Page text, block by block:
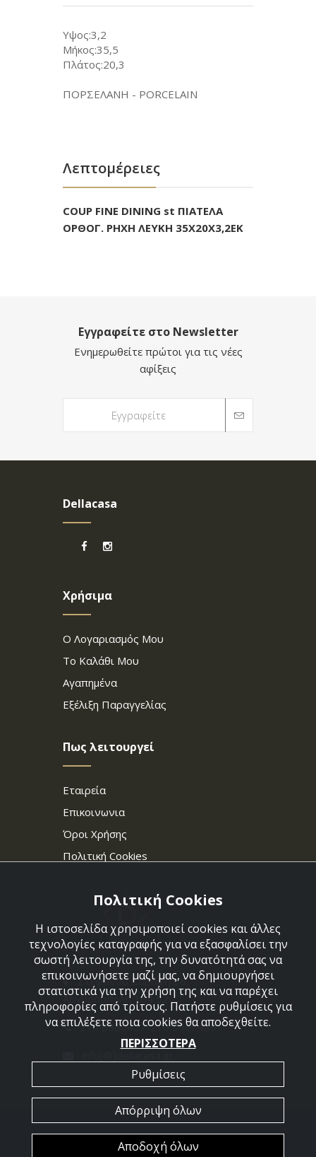
Υψος:3,2
Μήκος:35,5
Πλάτος:20,3
ΠΟΡΣΕΛΑΝΗ - PORCELAIN
Λεπτομέρειες
COUP FINE DINING st ΠΙΑΤΕΛΑ
ΟΡΘΟΓ. ΡΗΧΗ ΛΕΥΚΗ 35Χ20Χ3,2ΕΚ
Εγγραφείτε στο Newsletter
Ενημερωθείτε πρώτοι για τις νέες
αφίξεις
Dellacasa
Χρήσιμα
Ο Λογαριασμός Μου
Το Καλάθι Μου
Αγαπημένα
Εξέλιξη Παραγγελίας
Πως λειτουργεί
Εταιρεία
Επικοινωνια
Όροι Χρήσης
Πολιτική Cookies
Στεφάνου Σαράφη 36,
Αργυρούπολη 164 52
210 9960427-210 9960489
2026 @ All Rights Reserved - Dellacasa
Πολιτική Cookies
Η ιστοσελίδα χρησιμοποιεί cookies και άλλες
τεχνολογίες καταγραφής για να εξασφαλίσει την
σωστή λειτουργία της, την δυνατότητά σας να
επικοινωνήσετε μαζί μας, να δημιουργήσει
στατιστικά για την χρήση της και να παρέχει
πληροφορίες από τρίτους. Πατήστε ρυθμίσεις για
να επιλέξετε ποια cookies θα αποδεχθείτε.
ΠΕΡΙΣΣΟΤΕΡΑ
Ρυθμίσεις
Απόρριψη όλων
Αποδοχή όλων